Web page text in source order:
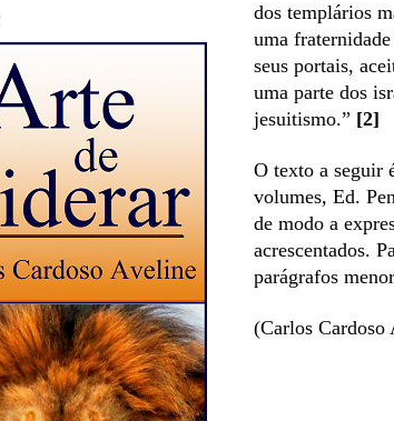
dos templários
uma
seus portais,
uma parte dos
jesuitismo.” [2]
O texto a seguir
volumes, Ed.
de modo a
acrescentados.
parágrafos
(Carlos Cardoso